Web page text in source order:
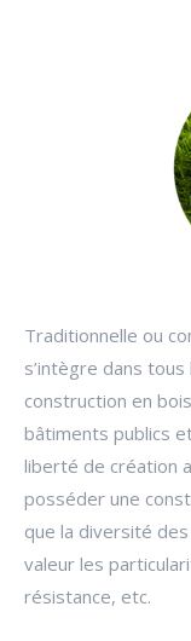
Traditionnelle ou
s’intègre dans tous
construction en
bâtiments publics
liberté de création
posséder une
que la diversité
valeur les
résistance, etc.